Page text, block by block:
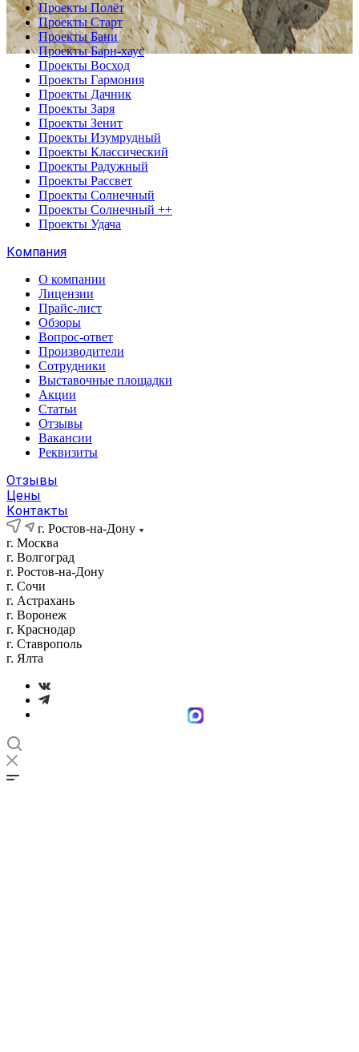
Проекты Полёт
Проекты Старт
Проекты Бани
Проекты Барн-хаус
Проекты Восход
Проекты Гармония
Проекты Дачник
Проекты Заря
Проекты Зенит
Проекты Изумрудный
Проекты Классический
Проекты Радужный
Проекты Рассвет
Проекты Солнечный
Проекты Солнечный ++
Проекты Удача
Компания
О компании
Лицензии
Прайс-лист
Обзоры
Вопрос-ответ
Производители
Сотрудники
Выставочные площадки
Акции
Статьи
Отзывы
Вакансии
Реквизиты
Отзывы
Цены
Контакты
г. Ростов-на-Дону
г. Москва
г. Волгоград
г. Ростов-на-Дону
г. Сочи
г. Астрахань
г. Воронеж
г. Краснодар
г. Ставрополь
г. Ялта